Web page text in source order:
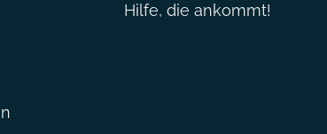
Hilfe, die ankommt!